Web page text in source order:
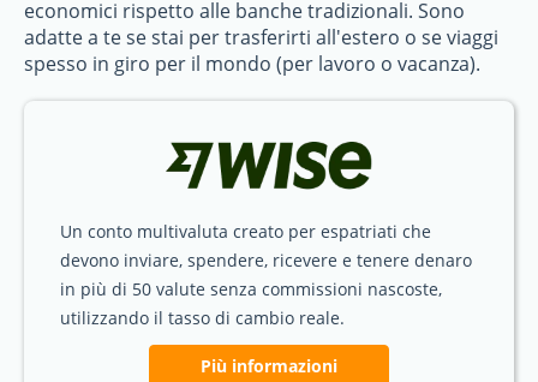
economici rispetto alle banche tradizionali. Sono
adatte a te se stai per trasferirti all'estero o se viaggi
spesso in giro per il mondo (per lavoro o vacanza).
Un conto multivaluta creato per espatriati che
devono inviare, spendere, ricevere e tenere denaro
in più di 50 valute senza commissioni nascoste,
utilizzando il tasso di cambio reale.
Più informazioni